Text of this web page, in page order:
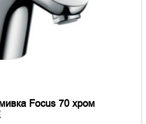
Focus 70 хром